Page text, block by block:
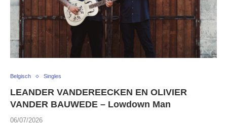
Belgisch Singles
LEANDER VANDEREECKEN EN OLIVIER
VANDER BAUWEDE – Lowdown Man
06/07/2026